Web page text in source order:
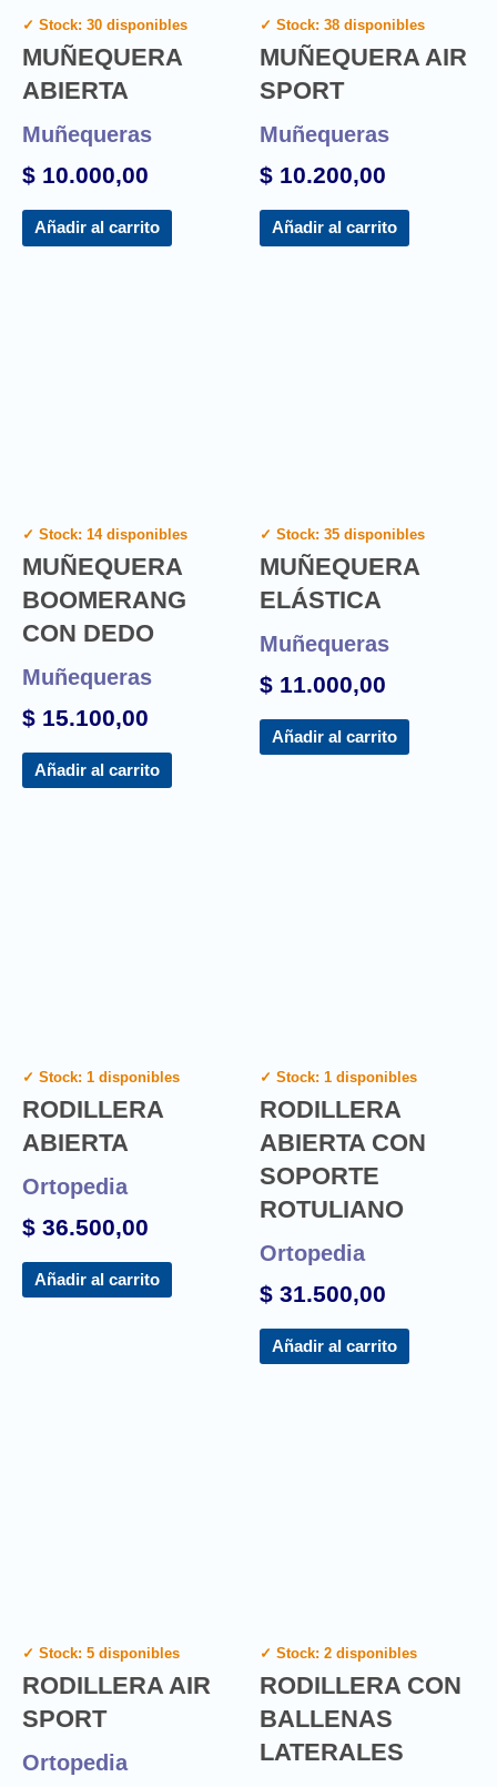
✓ Stock: 30 disponibles
MUÑEQUERA
ABIERTA
Muñequeras
$ 10.000,00
Añadir al carrito
✓ Stock: 38 disponibles
MUÑEQUERA AIR
SPORT
Muñequeras
$ 10.200,00
Añadir al carrito
✓ Stock: 14 disponibles
MUÑEQUERA
BOOMERANG
CON DEDO
Muñequeras
$ 15.100,00
Añadir al carrito
✓ Stock: 35 disponibles
MUÑEQUERA
ELÁSTICA
Muñequeras
$ 11.000,00
Añadir al carrito
✓ Stock: 1 disponibles
RODILLERA
ABIERTA
Ortopedia
$ 36.500,00
Añadir al carrito
✓ Stock: 1 disponibles
RODILLERA
ABIERTA CON
SOPORTE
ROTULIANO
Ortopedia
$ 31.500,00
Añadir al carrito
✓ Stock: 5 disponibles
RODILLERA AIR
SPORT
Ortopedia
✓ Stock: 2 disponibles
RODILLERA CON
BALLENAS
LATERALES